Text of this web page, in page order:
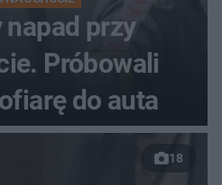
napad przy
Próbowali
do auta
18